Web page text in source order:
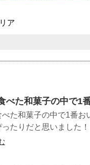
ア
べた和菓子の中で1
べた和菓子の中で1番
ぴったりだ